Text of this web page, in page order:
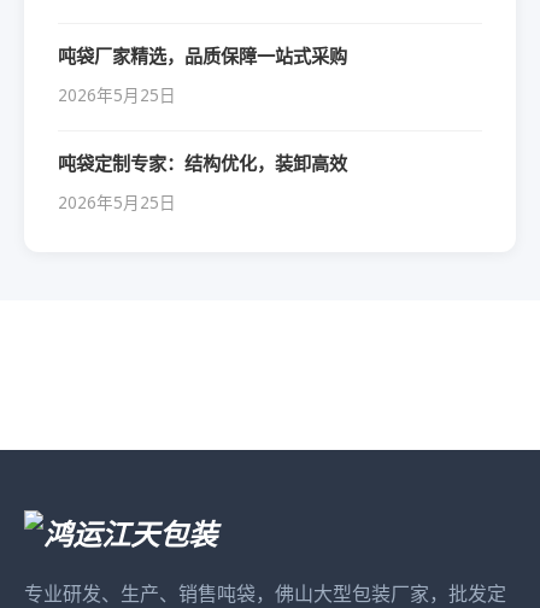
吨袋厂家精选，品质保障一站式采购
2026年5月25日
吨袋定制专家：结构优化，装卸高效
2026年5月25日
专业研发、生产、销售吨袋，佛山大型包装厂家，批发定